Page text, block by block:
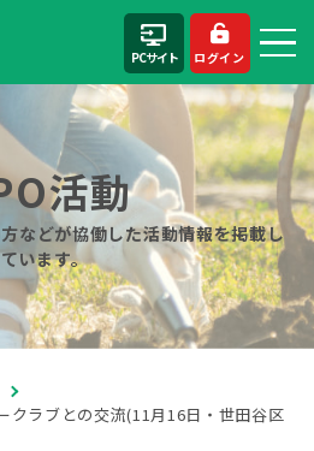
PCサイト ログイン
活動
などが協働した活動情報を掲載し
ています。
クラブとの交流(11月16日・世田谷区